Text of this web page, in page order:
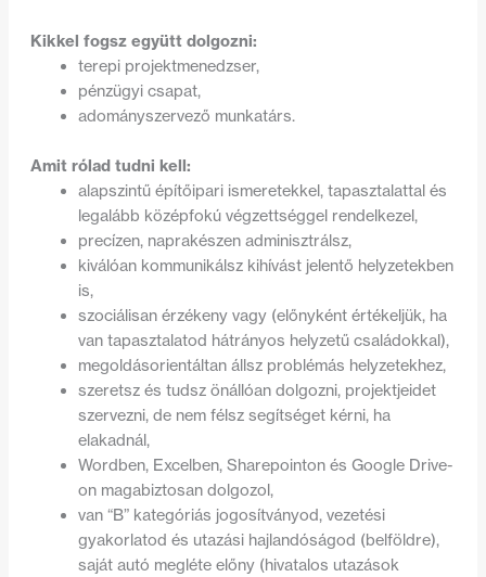
Kikkel fogsz együtt dolgozni:
terepi projektmenedzser,
pénzügyi csapat,
adományszervező munkatárs.
Amit rólad tudni kell:
alapszintű építőipari ismeretekkel, tapasztalattal és
legalább középfokú végzettséggel rendelkezel,
precízen, naprakészen adminisztrálsz,
kiválóan kommunikálsz kihívást jelentő helyzetekben
is,
szociálisan érzékeny vagy (előnyként értékeljük, ha
van tapasztalatod hátrányos helyzetű családokkal),
megoldásorientáltan állsz problémás helyzetekhez,
szeretsz és tudsz önállóan dolgozni, projektjeidet
szervezni, de nem félsz segítséget kérni, ha
elakadnál,
Wordben, Excelben, Sharepointon és Google Drive-
on magabiztosan dolgozol,
van “B” kategóriás jogosítványod, vezetési
gyakorlatod és utazási hajlandóságod (belföldre),
saját autó megléte előny (hivatalos utazások